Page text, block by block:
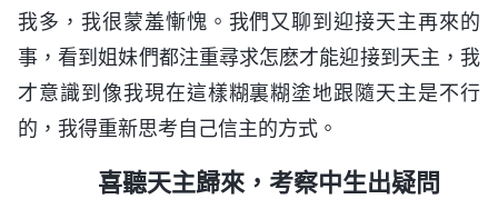
我多，我很蒙羞慚愧。我們又聊到迎接天主再來的
事，看到姐妹們都注重尋求怎麽才能迎接到天主，我
才意識到像我現在這樣糊裏糊塗地跟隨天主是不行
的，我得重新思考自己信主的方式。
喜聽天主歸來，考察中生出疑問